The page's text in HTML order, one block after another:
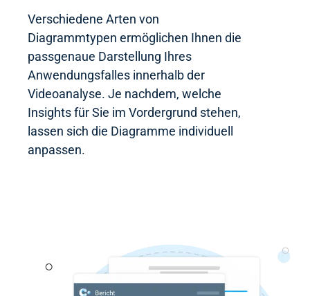
Verschiedene Arten von
Diagrammtypen ermöglichen Ihnen die
passgenaue Darstellung Ihres
Anwendungsfalles innerhalb der
Videoanalyse. Je nachdem, welche
Insights für Sie im Vordergrund stehen,
lassen sich die Diagramme individuell
anpassen.